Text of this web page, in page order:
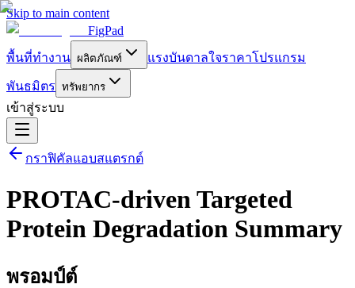
Skip to main content
FigPad
พื้นที่ทำงาน ผลิตภัณฑ์ แรงบันดาลใจราคาโปรแกรม
พันธมิตร ทรัพยากร
เข้าสู่ระบบ
กราฟิคัลแอบสแตรกต์
PROTAC-driven Targeted
Protein Degradation Summary
พรอมป์ต์